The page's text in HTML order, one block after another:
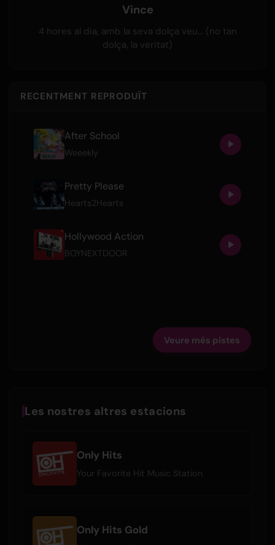
Vince
4 hores al dia, amb la seva dolça veu... (no tan
dolça, la veritat)
RECENTMENT REPRODUÏT
After School
Weeekly
Pretty Please
Hearts2Hearts
Hollywood Action
BOYNEXTDOOR
Veure més pistes
Les nostres altres estacions
Only Hits
Your Favorite Hit Music Station
Only Hits Gold